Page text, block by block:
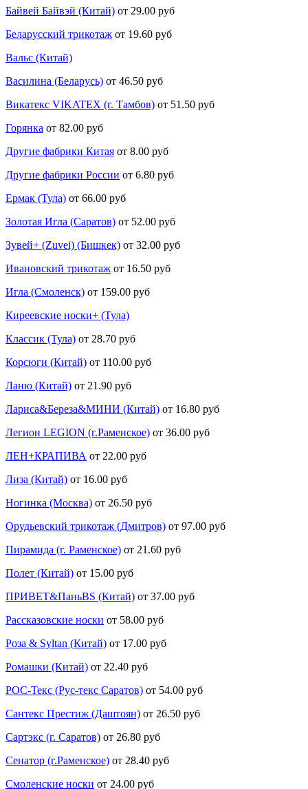
Байвей Байвэй (Китай) от 29.00 руб
Беларусский трикотаж от 19.60 руб
Вальс (Китай)
Василина (Беларусь) от 46.50 руб
Викатекс VIKATEX (г. Тамбов) от 51.50 руб
Горянка от 82.00 руб
Другие фабрики Китая от 8.00 руб
Другие фабрики России от 6.80 руб
Ермак (Тула) от 66.00 руб
Золотая Игла (Саратов) от 52.00 руб
Зувей+ (Zuvei) (Бишкек) от 32.00 руб
Ивановский трикотаж от 16.50 руб
Игла (Смоленск) от 159.00 руб
Киреевские носки+ (Тула)
Классик (Тула) от 28.70 руб
Корсюги (Китай) от 110.00 руб
Ланю (Китай) от 21.90 руб
Лариса&Береза&МИНИ (Китай) от 16.80 руб
Легион LEGION (г.Раменское) от 36.00 руб
ЛЕН+КРАПИВА от 22.00 руб
Лиза (Китай) от 16.00 руб
Ногинка (Москва) от 26.50 руб
Орудьевский трикотаж (Дмитров) от 97.00 руб
Пирамида (г. Раменское) от 21.60 руб
Полет (Китай) от 15.00 руб
ПРИВЕТ&ПаньBS (Китай) от 37.00 руб
Рассказовские носки от 58.00 руб
Роза & Syltan (Китай) от 17.00 руб
Ромашки (Китай) от 22.40 руб
РОС-Текс (Рус-текс Саратов) от 54.00 руб
Сантекс Престиж (Даштоян) от 26.50 руб
Сартэкс (г. Саратов) от 26.80 руб
Сенатор (г.Раменское) от 28.40 руб
Смоленские носки от 24.00 руб